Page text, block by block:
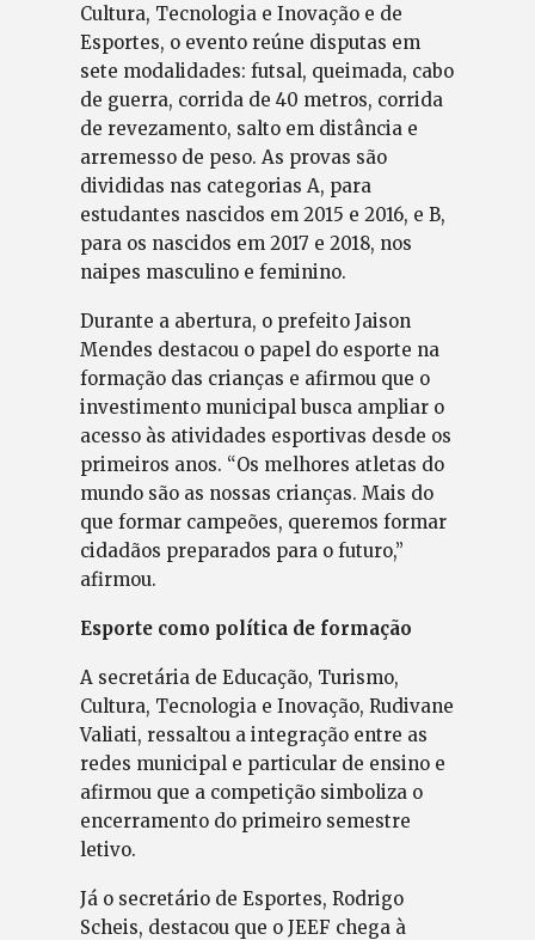
Cultura, Tecnologia e Inovação e de
Esportes, o evento reúne disputas em
sete modalidades: futsal, queimada, cabo
de guerra, corrida de 40 metros, corrida
de revezamento, salto em distância e
arremesso de peso. As provas são
divididas nas categorias A, para
estudantes nascidos em 2015 e 2016, e B,
para os nascidos em 2017 e 2018, nos
naipes masculino e feminino.
Durante a abertura, o prefeito Jaison
Mendes destacou o papel do esporte na
formação das crianças e afirmou que o
investimento municipal busca ampliar o
acesso às atividades esportivas desde os
primeiros anos. “Os melhores atletas do
mundo são as nossas crianças. Mais do
que formar campeões, queremos formar
cidadãos preparados para o futuro,”
afirmou.
Esporte como política de formação
A secretária de Educação, Turismo,
Cultura, Tecnologia e Inovação, Rudivane
Valiati, ressaltou a integração entre as
redes municipal e particular de ensino e
afirmou que a competição simboliza o
encerramento do primeiro semestre
letivo.
Já o secretário de Esportes, Rodrigo
Scheis, destacou que o JEEF chega à